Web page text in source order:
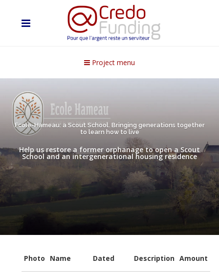
Project menu
Ecole-Hameau: a Scout School. Bringing generations together
to learn how to live
Help us restore a former orphanage to open a Scout
School and an intergenerational housing residence
Photo Name Dated Description Amount